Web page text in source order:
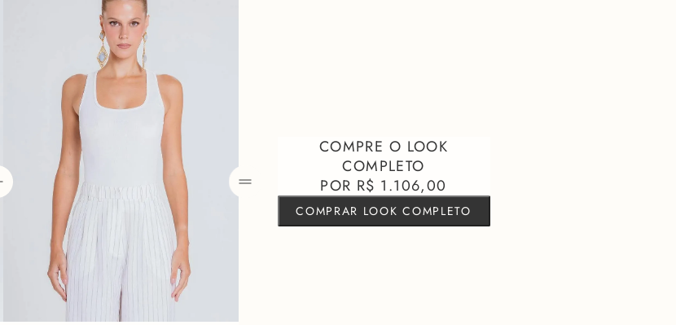
Pregas frontais
Fecho com zíper e colchete
83% Poliéster
14% Viscose
3% Elastano
R$ 1.106,00
COMPRAR LOOK COMPLETO